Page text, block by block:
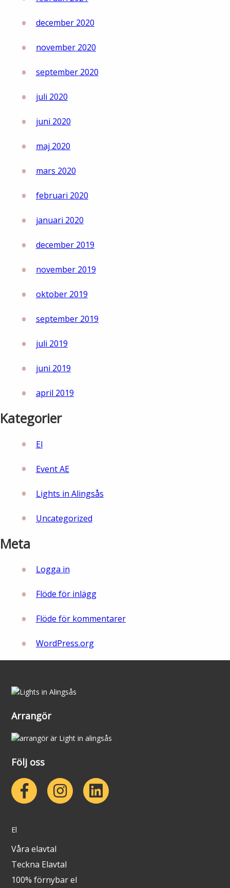
december 2020
november 2020
september 2020
juli 2020
juni 2020
maj 2020
mars 2020
februari 2020
januari 2020
december 2019
november 2019
oktober 2019
september 2019
juli 2019
juni 2019
april 2019
Kategorier
El
Event AE
Lights in Alingsås
Uncategorized
Meta
Logga in
Flöde för inlägg
Flöde för kommentarer
WordPress.org
Arrangör
Följ oss
El
Våra elavtal
Teckna Elavtal
100% förnybar el